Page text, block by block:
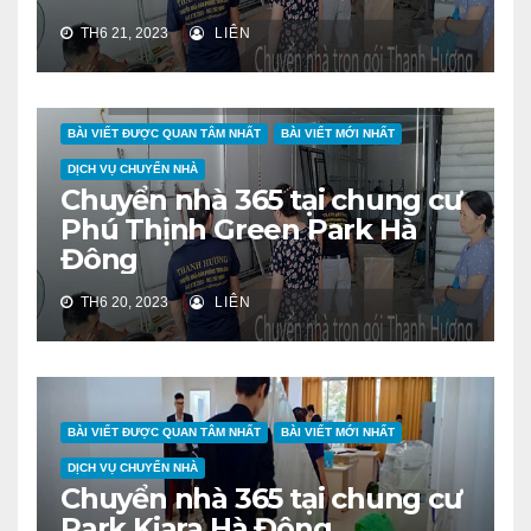
TH6 21, 2023 LIÊN
BÀI VIẾT ĐƯỢC QUAN TÂM NHẤT BÀI VIẾT MỚI NHẤT
DỊCH VỤ CHUYỂN NHÀ
Chuyển nhà 365 tại chung cư
Phú Thịnh Green Park Hà
Đông
TH6 20, 2023 LIÊN
BÀI VIẾT ĐƯỢC QUAN TÂM NHẤT BÀI VIẾT MỚI NHẤT
DỊCH VỤ CHUYỂN NHÀ
Chuyển nhà 365 tại chung cư